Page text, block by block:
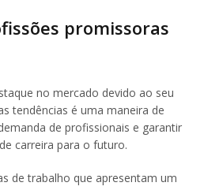
promissoras
no mercado devido ao seu
tendências é uma maneira de
de profissionais e garantir
carreira para o futuro.
de trabalho que apresentam um